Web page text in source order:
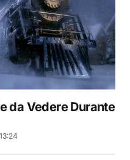
da Vedere Durante